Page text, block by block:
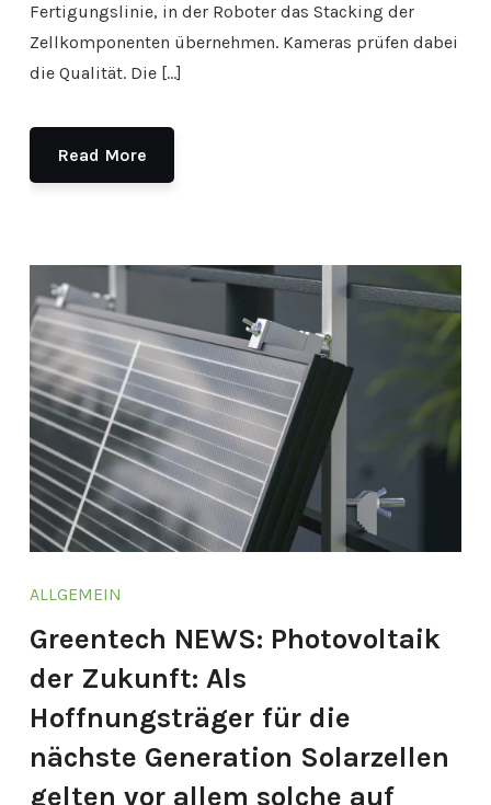
Fertigungslinie, in der Roboter das Stacking der
Zellkomponenten übernehmen. Kameras prüfen dabei
die Qualität. Die […]
Read More
ALLGEMEIN
Greentech NEWS: Photovoltaik
der Zukunft: Als
Hoffnungsträger für die
nächste Generation Solarzellen
gelten vor allem solche auf